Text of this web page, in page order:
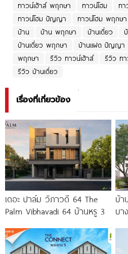
ทาวน์เฮ้าส์ พฤกษา
ทาวน์โฮม
ทา
ทาวน์โฮม ปัญญา
ทาวน์โฮม พฤกษา
บ้าน
บ้าน พฤกษา บ้านเดี่ยว
บ้านเดี่ยว พฤกษา
บ้านแฝด ปัญญา
พฤกษา
รีวิว ทาวน์เฮ้าส์ รีวิว ทา
รีวิว บ้านเดี่ยว
เรื่องที่เกี่ยวข้อง
เดอะ ปาล์ม วิภาวดี 64 The
Palm Vibhavadi 64 บ้านหรู 3
บ้า
บา
แ
เ